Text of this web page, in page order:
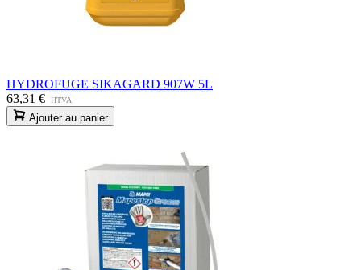
HYDROFUGE SIKAGARD 907W 5L
63,31 €
HTVA
Ajouter au panier